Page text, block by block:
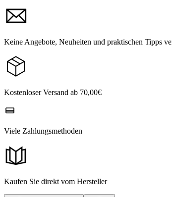
Keine Angebote, Neuheiten und praktischen Tipps
Kostenloser Versand ab 70,00€
Viele Zahlungsmethoden
Kaufen Sie direkt vom Hersteller